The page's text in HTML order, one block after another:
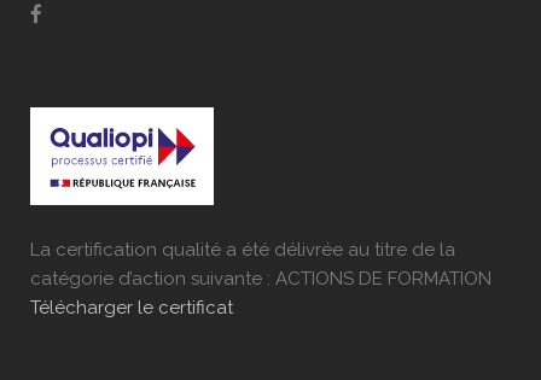
La certification qualité a été délivrée au titre de la
catégorie d’action suivante : ACTIONS DE FORMATION
Télécharger le certificat